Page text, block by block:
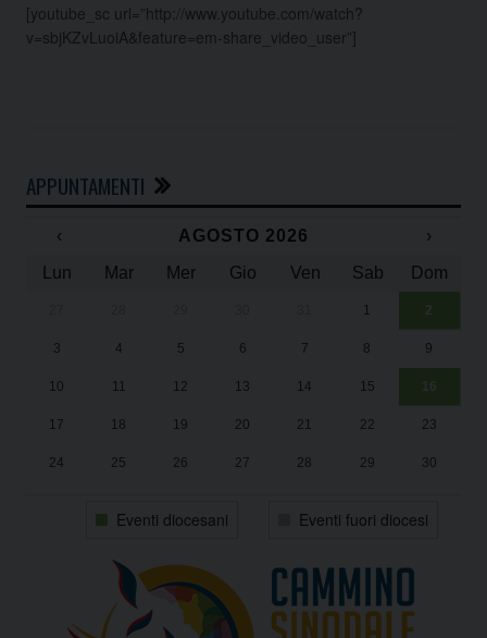
[youtube_sc url=”http://www.youtube.com/watch?
v=sbjKZvLuoiA&feature=em-share_video_user”]
APPUNTAMENTI
‹ AGOSTO 2026
›
Lun
Mar Mer Gio Ven Sab Dom
1 2
3 4 5 6 7 8 9
10 11 12 13 14 15 16
17 18 19 20 21 22 23
24 25 26 27 28 29 30
Eventi diocesani Eventi fuori diocesi